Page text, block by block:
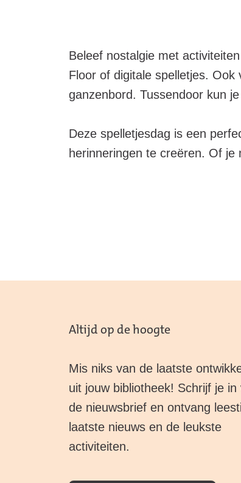
Beleef nostalgie met
Floor of digitale spelletjes.
ganzenbord. Tussendoor kun
Deze spelletjesdag is een
herinneringen te creëren. Of
Altijd op de hoogte
Mis niks van de laatste
uit jouw bibliotheek! Schrijf je in
de nieuwsbrief en ontvang
laatste nieuws en de leukste
activiteiten.